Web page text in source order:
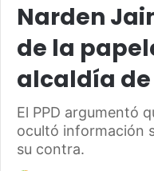
Narden
de la
alcaldía
El PPD argumentó
ocultó información
su contra.